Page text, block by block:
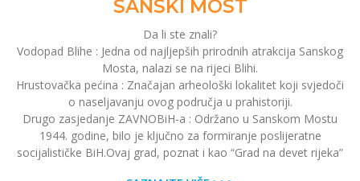
SANSKI MOST
Da li ste znali?
Vodopad Blihe : Jedna od najljepših prirodnih atrakcija Sanskog
Mosta, nalazi se na rijeci Blihi.
Hrustovačka pećina : Značajan arheološki lokalitet koji svjedoči
o naseljavanju ovog područja u prahistoriji.
Drugo zasjedanje ZAVNOBiH-a : Održano u Sanskom Mostu
1944. godine, bilo je ključno za formiranje poslijeratne
socijalističke BiH.Ovaj grad, poznat i kao “Grad na devet rijeka”